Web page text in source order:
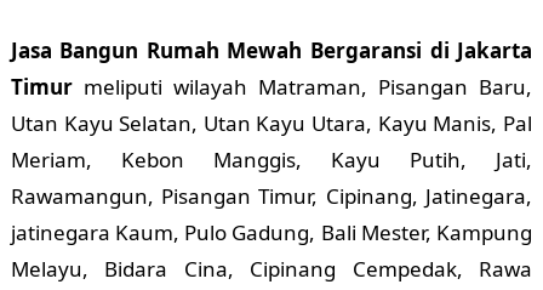
Jasa Bangun Rumah Mewah Bergaransi di Jakarta
Timurmeliputi wilayah Matraman, Pisangan Baru,
Utan Kayu Selatan, Utan Kayu Utara, Kayu Manis, Pal
Meriam, Kebon Manggis, Kayu Putih, Jati,
Rawamangun, Pisangan Timur, Cipinang, Jatinegara,
jatinegara Kaum, Pulo Gadung, Bali Mester, Kampung
Melayu, Bidara Cina, Cipinang Cempedak, Rawa